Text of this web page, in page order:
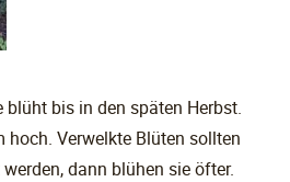
blüht bis in den späten Herbst.
hoch. Verwelkte Blüten sollten
dann blühen sie öfter.